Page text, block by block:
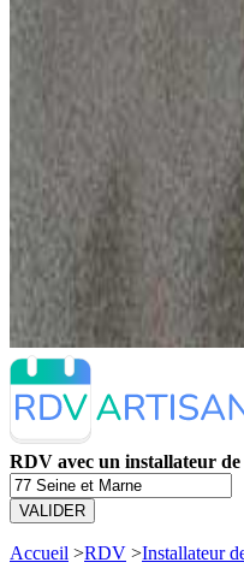
RDV avec un installateur
VALIDER
Accueil >RDV >Installateur